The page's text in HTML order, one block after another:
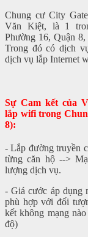
Chung cư City
Văn Kiệt, là 1
Phường 16, Quận
Trong đó có dịch
dịch vụ lắp Internet
Sự Cam kết của
lắp wifi trong
8):
- Lắp đường truyền
từng căn hộ -->
lượng dịch vụ.
- Giá cước áp dụng
phù hợp với đối
kết không mạng
độ)